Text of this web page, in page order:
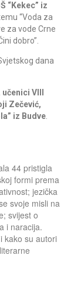
“Kekec” iz
“Voda za
za vode Crne
dobro”.
dana
VIII
Zečević,
iz Budve.
44 pristigla
formi prema
jezička
svoje misli na
svijest o
i naracija.
kako su autori